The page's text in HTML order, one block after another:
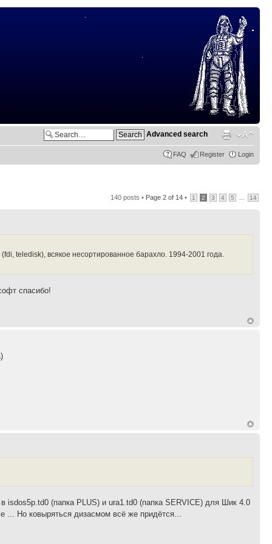
Advanced search
FAQ Register Login
140 posts • Page 2 of 14 • 1 2 3 4 5 14
teledisk), всякое несортированное барахло. 1994-2001 года.
спасибо!
isdos5p.td0 (папка PLUS) и ura1.td0 (папка SERVICE) для Шик 4.0
... Но ковыряться дизасмом всё же придётся...